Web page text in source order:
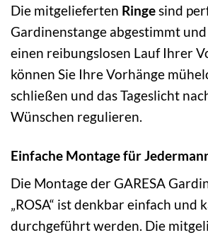
Die mitgelieferten Ringesind
Gardinenstange abgestimmt
einen reibungslosen Lauf Ihrer
können Sie Ihre Vorhänge
schließen und das Tageslicht
Wünschen regulieren.
Einfache Montage für
Die Montage der GARESA
„ROSA“ ist denkbar einfach und
durchgeführt werden. Die